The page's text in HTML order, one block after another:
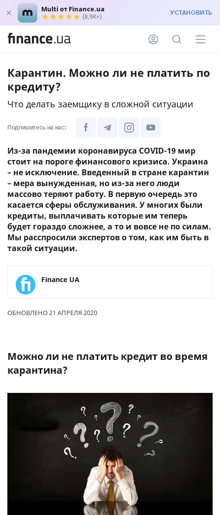
Multi от Finance.ua
(8,9K+) УСТАНОВИТЬ
Карантин. Можно ли не платить по
кредиту?
Что делать заемщику в сложной ситуации
Подпишитесь на нас:
Из-за пандемии коронавируса COVID-19 мир
стоит на пороге финансового кризиса. Украина
– не исключение. Введенный в стране карантин
– мера вынужденная, но из-за него люди
массово теряют работу. В первую очередь это
касается сферы обслуживания. У многих были
кредиты, выплачивать которые им теперь
будет гораздо сложнее, а то и вовсе не по силам.
Мы расспросили экспертов о том, как им быть в
такой ситуации.
Finance UA
ОБНОВЛЕНО 21 АПРЕЛЯ 2020
Можно ли не платить кредит во время
карантина?